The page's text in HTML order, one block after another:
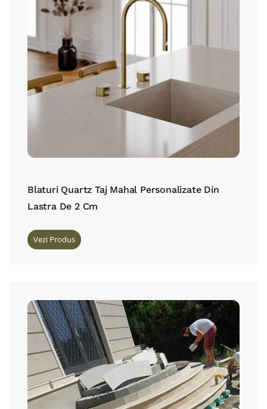
Blaturi Quartz Taj Mahal Personalizate Din
Lastra De 2 Cm
Vezi Produs